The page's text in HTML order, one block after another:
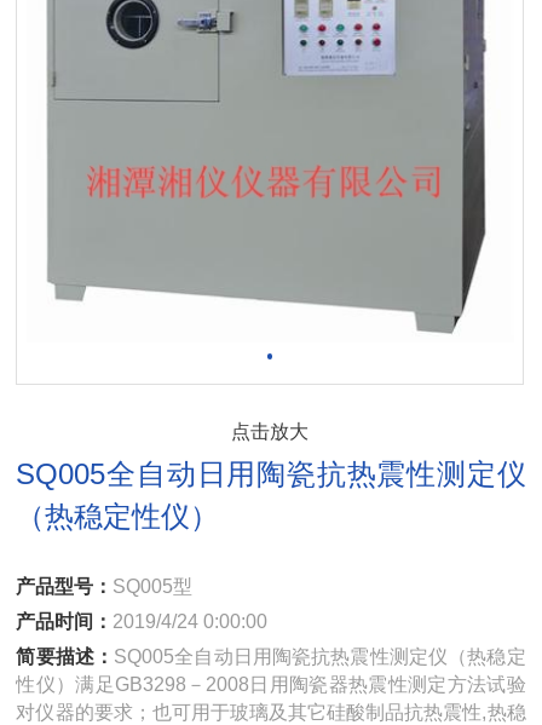
点击放大
SQ005全自动日用陶瓷抗热震性测定仪
（热稳定性仪）
产品型号： SQ005型
产品时间： 2019/4/24 0:00:00
简要描述： SQ005全自动日用陶瓷抗热震性测定仪（热稳定
性仪）满足GB3298－2008日用陶瓷器热震性测定方法试验
对仪器的要求；也可用于玻璃及其它硅酸制品抗热震性,热稳